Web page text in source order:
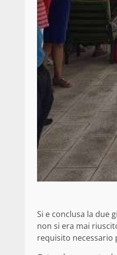
Si e conclusa la due
non si era mai
requisito necessario